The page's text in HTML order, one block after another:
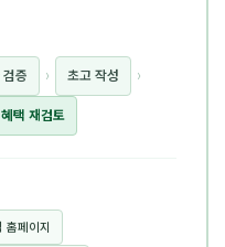
증 › 초고 작성 ›
택 재검토
홈페이지